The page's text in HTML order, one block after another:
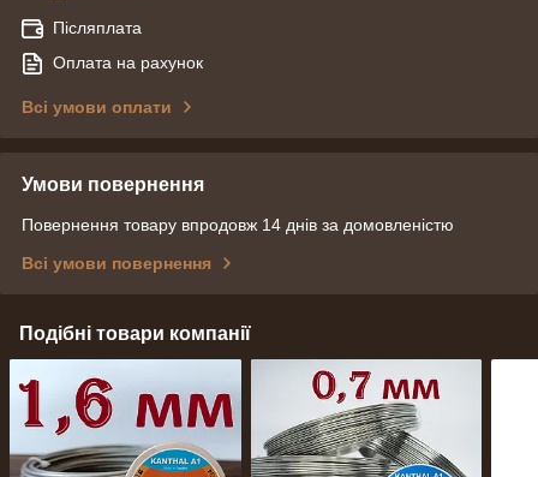
Післяплата
Оплата на рахунок
Всі умови оплати
Умови повернення
Повернення товару впродовж 14 днів за домовленістю
Всі умови повернення
Подібні товари компанії